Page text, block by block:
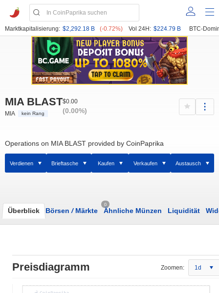
Marktkapitalisierung: $2,292.18 B (-0.72%) Vol 24H: $224.79 B BTC-
MIA BLAST
MIA kein Rang
$0.00
(0.00%)
Operations on MIA BLAST provided by CoinPaprika
Verdienen Brieftasche Kaufen Verkaufen Austausch
Überblick Börsen /Märkte
0
Ähnliche Münzen Liquidität
Preisdiagramm Zoomen: 1d